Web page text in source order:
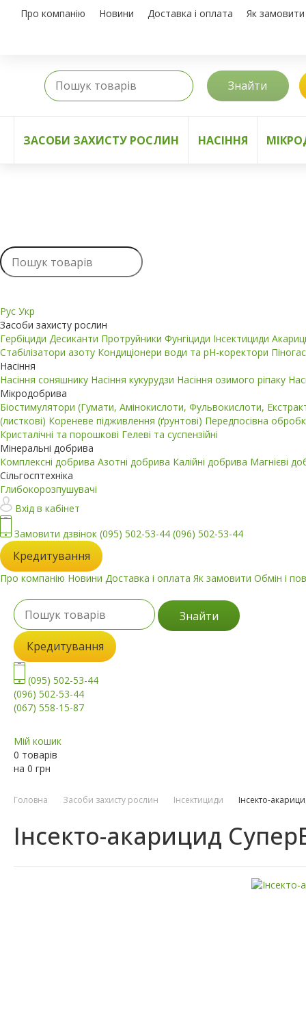
Про компанію Новини Доставка і оплата Як замовити
Знайти
ЗАСОБИ ЗАХИСТУ РОСЛИН НАСІННЯ
Рус Укр
Засоби захисту рослин
Гербіциди Десиканти Протруйники Фунгіциди Інсектициди
Стабілізатори азоту Кондиціонери води та pH-коректори
Насіння
Насіння соняшнику Насіння кукурудзи Насіння озимого ріпаку
Мікродобрива
Біостимулятори (Гумати, Амінокислоти, Фульвокислоти,
(листкові) Кореневе підживлення (ґрунтові) Передпосівна
Кристалічні та порошкові Гелеві та суспензійні
Мінеральні добрива
Комплексні добрива Азотні добрива Калійні добрива Магнієві
Сільгосптехніка
Глибокорозпушувачі
Вхід в кабінет
Замовити дзвінок (095) 502-53-44 (096) 502-53-44
Кредитування
Про компанію Новини Доставка і оплата Як замовити Обмін і
Знайти
Кредитування
(095) 502-53-44
(096) 502-53-44
(067) 558-15-87
Мій кошик
0 товарів
на 0 грн
Головна Засоби захисту рослин Інсектициди Інсекто-
Інсекто-акарицид